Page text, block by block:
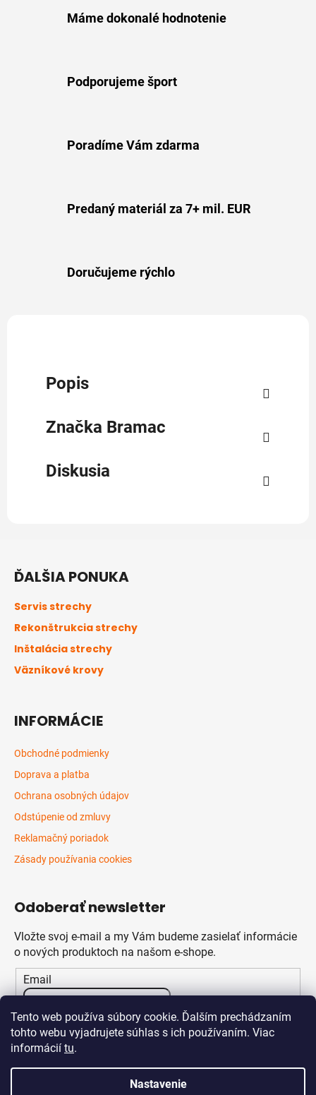
Tento web používa súbory cookie. Ďalším prechádzaním
tohto webu vyjadrujete súhlas s ich používaním. Viac
informácií tu.
Nastavenie
Máme dokonalé hodnotenie
Podporujeme šport
Poradíme Vám zdarma
Predaný materiál za 7+ mil. EUR
Doručujeme rýchlo
Popis
Značka Bramac
Diskusia
ĎALŠIA PONUKA
Servis strechy
Rekonštrukcia strechy
Inštalácia strechy
Väzníkové krovy
INFORMÁCIE
Obchodné podmienky
Doprava a platba
Ochrana osobných údajov
Odstúpenie od zmluvy
Reklamačný poriadok
Zásady používania cookies
Odoberať newsletter
Vložte svoj e-mail a my Vám budeme zasielať informácie
o nových produktoch na našom e-shope.
Email
Vložením e-mailu súhlasíte spodmienkami ochrany
osobných údajov
PRIHLÁSIŤ SA